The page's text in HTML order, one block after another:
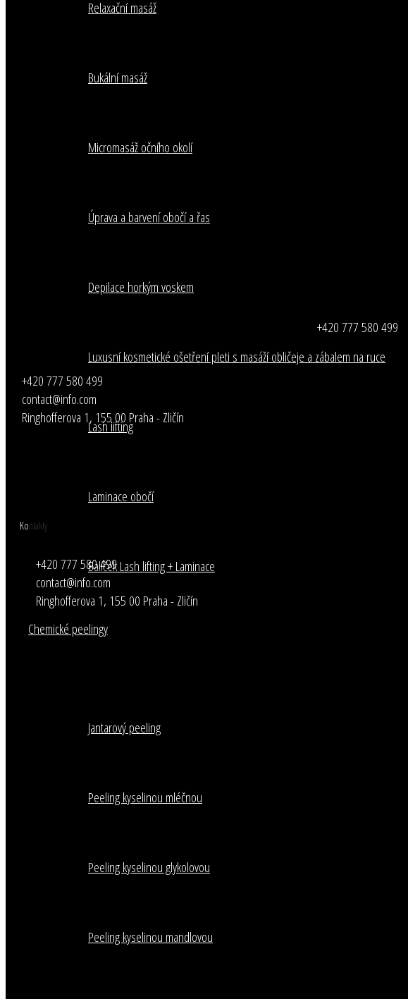
Relaxační masáž
Bukální masáž
Micromasáž očního okolí
Úprava a barvení obočí a řas
Depilace horkým voskem
Luxusní kosmetické ošetření pleti s masáží obličeje a zábalem na ruce
Lash lifting
Laminace obočí
Balíček Lash lifting + Laminace
Chemické peelingy
Jantarový peeling
Peeling kyselinou mléčnou
Peeling kyselinou glykolovou
Peeling kyselinou mandlovou
+420 777 580 499
+420 777 580 499
contact@info.com
Ringhofferova 1, 155 00 Praha - Zličín
Kontakty
+420 777 580 499
contact@info.com
Ringhofferova 1, 155 00 Praha - Zličín